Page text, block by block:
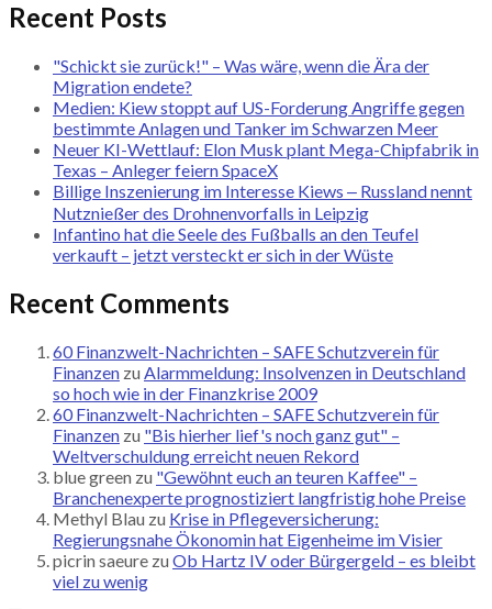
Recent Posts
"Schickt sie zurück!" – Was wäre, wenn die Ära der
Migration endete?
Medien: Kiew stoppt auf US-Forderung Angriffe gegen
bestimmte Anlagen und Tanker im Schwarzen Meer
Neuer KI-Wettlauf: Elon Musk plant Mega-Chipfabrik in
Texas – Anleger feiern SpaceX
Billige Inszenierung im Interesse Kiews ‒ Russland nennt
Nutznießer des Drohnenvorfalls in Leipzig
Infantino hat die Seele des Fußballs an den Teufel
verkauft – jetzt versteckt er sich in der Wüste
Recent Comments
60 Finanzwelt-Nachrichten – SAFE Schutzverein für
Finanzen zu Alarmmeldung: Insolvenzen in Deutschland
so hoch wie in der Finanzkrise 2009
60 Finanzwelt-Nachrichten – SAFE Schutzverein für
Finanzen zu "Bis hierher lief's noch ganz gut" –
Weltverschuldung erreicht neuen Rekord
blue green zu "Gewöhnt euch an teuren Kaffee" –
Branchenexperte prognostiziert langfristig hohe Preise
Methyl Blau zu Krise in Pflegeversicherung:
Regierungsnahe Ökonomin hat Eigenheime im Visier
picrin saeure zu Ob Hartz IV oder Bürgergeld – es bleibt
viel zu wenig